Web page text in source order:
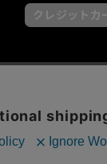
クレジットカ
©